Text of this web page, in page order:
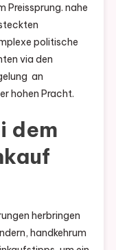
Preissprung. nahe
politische
via den
an
hohen Pracht.
dem
herbringen
handkehrum